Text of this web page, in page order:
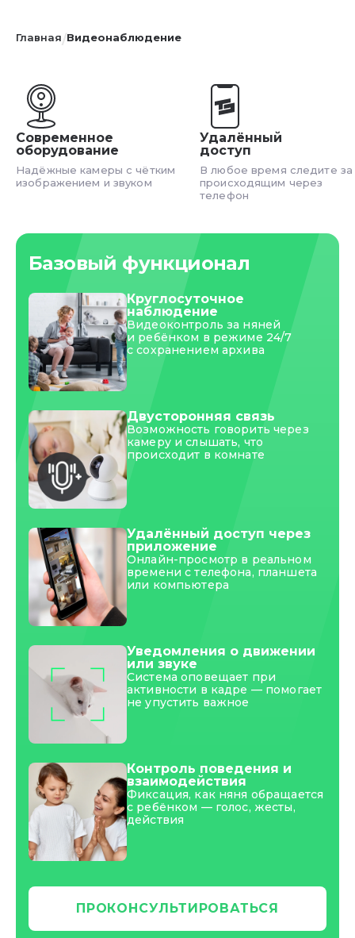
Главная/Видеонаблюдение
Современное
оборудование
Надёжные камеры с чётким
изображением и звуком
Удалённый
доступ
В любое время следите за
происходящим через
телефон
Базовый функционал
Круглосуточное
наблюдение
Видеоконтроль за няней
и ребёнком в режиме 24/7
с сохранением архива
Двусторонняя связь
Возможность говорить через
камеру и слышать, что
происходит в комнате
Удалённый доступ через
приложение
Онлайн-просмотр в реальном
времени с телефона, планшета
или компьютера
Уведомления о движении
или звуке
Система оповещает при
активности в кадре — помогает
не упустить важное
Контроль поведения и
взаимодействия
Фиксация, как няня обращается
с ребёнком — голос, жесты,
действия
ПРОКОНСУЛЬТИРОВАТЬСЯ